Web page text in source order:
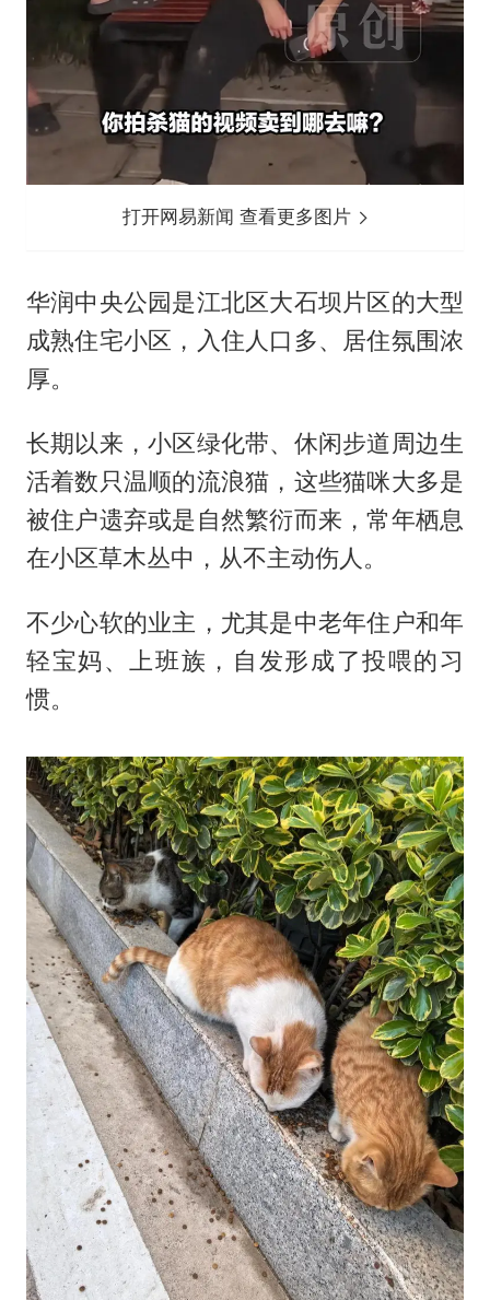
打开网易新闻 查看更多图片
华润中央公园是江北区大石坝片区的大型
成熟住宅小区，入住人口多、居住氛围浓
厚。
长期以来，小区绿化带、休闲步道周边生
活着数只温顺的流浪猫，这些猫咪大多是
被住户遗弃或是自然繁衍而来，常年栖息
在小区草木丛中，从不主动伤人。
不少心软的业主，尤其是中老年住户和年
轻宝妈、上班族，自发形成了投喂的习
惯。